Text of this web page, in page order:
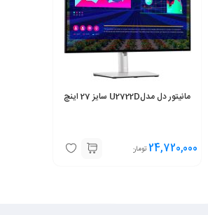
مانیتور دل مدلU2722D سایز 27 اینچ
24,720,000 تومان